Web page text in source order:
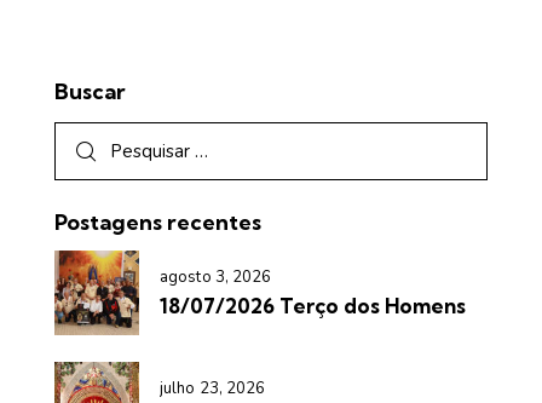
Buscar
Postagens recentes
agosto 3, 2026
18/07/2026 Terço dos Homens
julho 23, 2026